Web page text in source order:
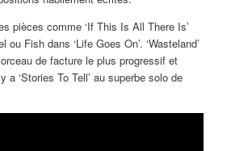
pièces comme ‘If This Is All There Is’
ou Fish dans ‘Life Goes On’. ‘Wasteland’
de facture le plus progressif et
a ‘Stories To Tell’ au superbe solo de